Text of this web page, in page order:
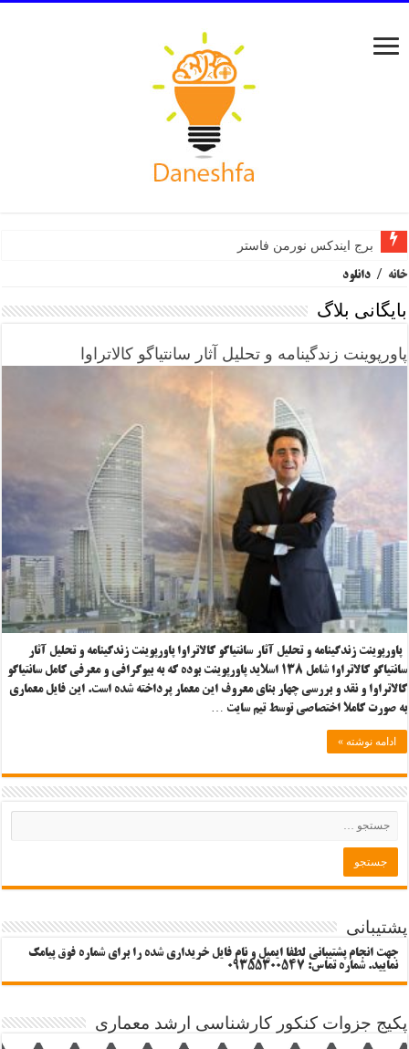
برج ایندکس نورمن فاستر
خانه / دانلود
بایگانی بلاگ
پاورپوینت زندگینامه و تحلیل آثار سانتیاگو کالاتراوا
پاورپوینت زندگینامه و تحلیل آثار سانتیاگو کالاتراوا پاورپوینت زندگینامه و تحلیل آثار
سانتیاگو کالاتراوا شامل ۱۳۸ اسلاید پاورپوینت بوده که به بیوگرافی و معرفی کامل سانتیاگو
کالاتراوا و نقد و بررسی چهار بنای معروف این معمار پرداخته شده است. این فایل معماری
به صورت کاملا اختصاصی توسط تیم سایت …
ادامه نوشته »
پشتیبانی
جهت انجام پشتیبانی لطفا ایمیل و نام فایل خریداری شده را برای شماره فوق پیامک
نمایید. شماره تماس: 09355300547
پکیج جزوات کنکور کارشناسی ارشد معماری